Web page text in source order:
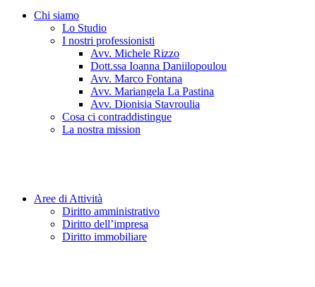
Chi siamo
Lo Studio
I nostri professionisti
Avv. Michele Rizzo
Dott.ssa Ioanna Daniilopoulou
Avv. Marco Fontana
Avv. Mariangela La Pastina
Avv. Dionisia Stavroulia
Cosa ci contraddistingue
La nostra mission
Aree di Attività
Diritto amministrativo
Diritto dell’impresa
Diritto immobiliare